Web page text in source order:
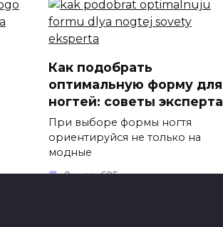
Как подобрать
оптимальную форму для
ногтей: советы эксперта
При выборе формы ногтя
ориентируйся не только на
модные
0 605